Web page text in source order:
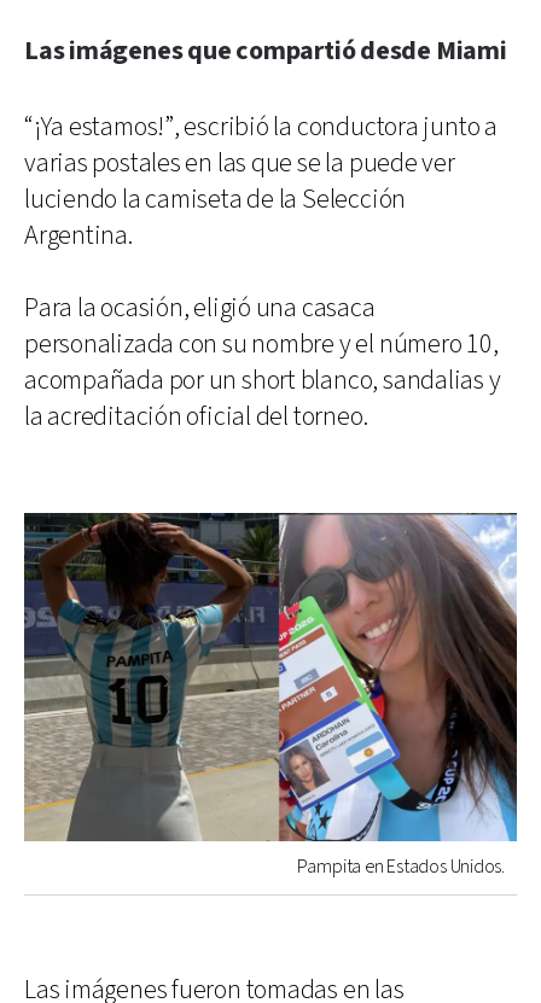
Las imágenes que compartió desde Miami
“¡Ya estamos!”, escribió la conductora junto a
varias postales en las que se la puede ver
luciendo la camiseta de la Selección
Argentina.
Para la ocasión, eligió una casaca
personalizada con su nombre y el número 10,
acompañada por un short blanco, sandalias y
la acreditación oficial del torneo.
Pampita en Estados Unidos.
Las imágenes fueron tomadas en las